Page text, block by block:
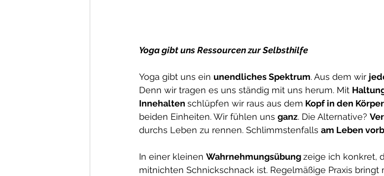
Yoga gibt uns Ressourcen zur Selbsthilfe
Yoga gibt uns ein unendliches Spektrum. Aus dem wir
Denn wir tragen es uns ständig mit uns herum. Mit
Innehalten schlüpfen wir raus aus dem Kopf in den Körper
beiden Einheiten. Wir fühlen uns ganz. Die Alternative?
durchs Leben zu rennen. Schlimmstenfalls am Leben
In einer kleinen Wahrnehmungsübung zeige ich konkret,
mitnichten Schnickschnack ist. Regelmäßige Praxis